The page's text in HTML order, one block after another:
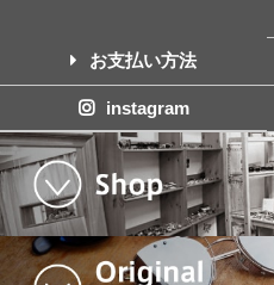
お支払い方法
instagram